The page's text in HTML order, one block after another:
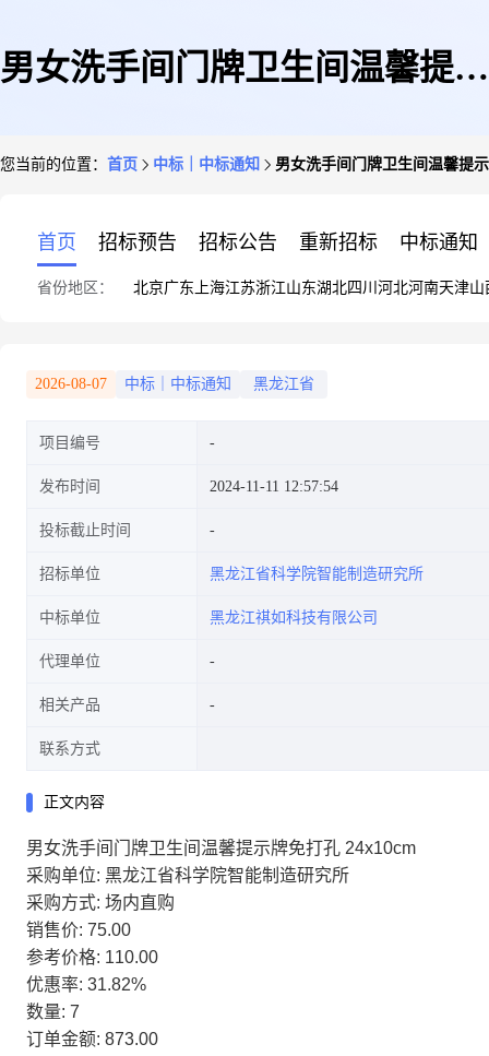
男女洗手间门牌卫生间温馨提示
您当前的位置： 首页 中标｜中标通知 男女洗手间门牌卫生间温馨提
首页 招标预告 招标公告 重新招标 中标通知
省份地区： 北京广东 上海江苏浙江山东湖北四川 河北河南天津山
2026-08-07 中标｜中标通知 黑龙江省
项目编号
发布时间 2024-11-11 12:57:54
投标截止时间
招标单位 黑龙江省科学院智能制造研究所
中标单位 黑龙江祺如科技有限公司
代理单位
相关产品
联系方式
正文内容
男女洗手间门牌卫生间温馨提示牌免打孔 24x10cm
采购单位: 黑龙江省科学院智能制造研究所
采购方式: 场内直购
销售价: 75.00
参考价格: 110.00
优惠率: 31.82%
数量: 7
订单金额: 873.00